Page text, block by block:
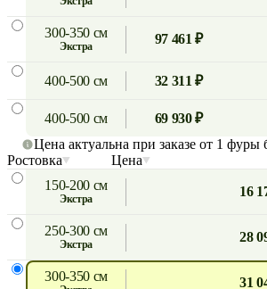
300-350 см
экстра 97 461 ₽
400-500 см 32 311 ₽
400-500 см
69 930 ₽
Цена актуальна при заказе от 1 фуры
Ростовка
Цена
150-200 см
экстра 16
250-300 см
экстра 28
300-350 см 31